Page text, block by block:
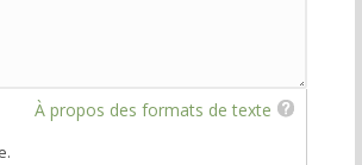
À propos des formats de texte